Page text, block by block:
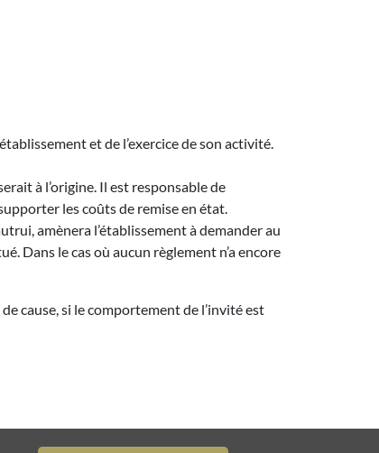
et de l’exercice de son activité.
à l’origine. Il est responsable de
les coûts de remise en état.
amènera l’établissement à demander au
Dans le cas où aucun règlement n’a encore
cause, si le comportement de l’invité est